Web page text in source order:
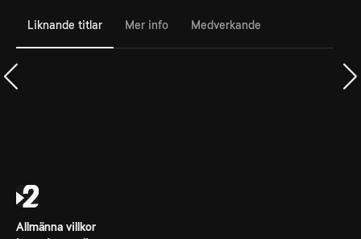
Liknande titlar Mer info Medverkande
Allmänna villkor